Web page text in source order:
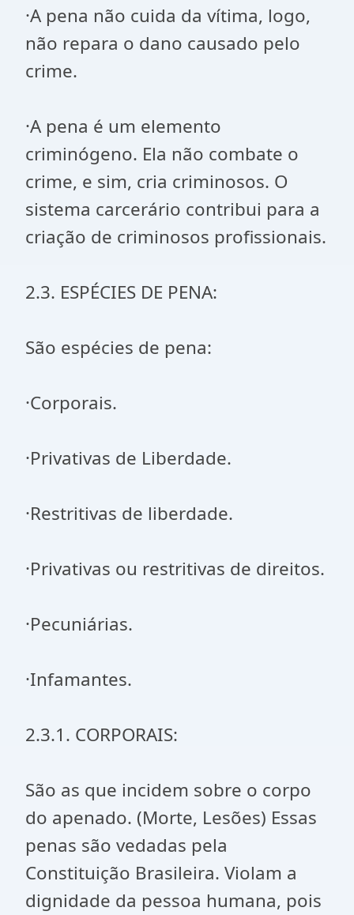
·A pena não cuida da vítima, logo,
não repara o dano causado pelo
crime.
·A pena é um elemento
criminógeno. Ela não combate o
crime, e sim, cria criminosos. O
sistema carcerário contribui para a
criação de criminosos profissionais.
2.3. ESPÉCIES DE PENA:
São espécies de pena:
·Corporais.
·Privativas de Liberdade.
·Restritivas de liberdade.
·Privativas ou restritivas de direitos.
·Pecuniárias.
·Infamantes.
2.3.1. CORPORAIS:
São as que incidem sobre o corpo
do apenado. (Morte, Lesões) Essas
penas são vedadas pela
Constituição Brasileira. Violam a
dignidade da pessoa humana, pois